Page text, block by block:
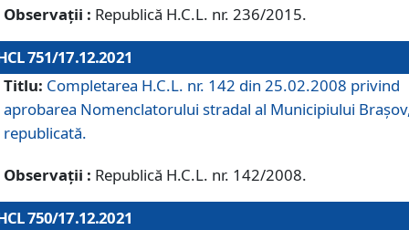
Observații : Republică H.C.L. nr. 236/2015.
751/17.12.2021
Titlu: Completarea H.C.L. nr. 142 din 25.02.2008 privind
aprobarea Nomenclatorului stradal al Municipiului
republicată.
Observații : Republică H.C.L. nr. 142/2008.
750/17.12.2021